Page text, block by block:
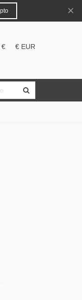
sesión
€ € EUR
×